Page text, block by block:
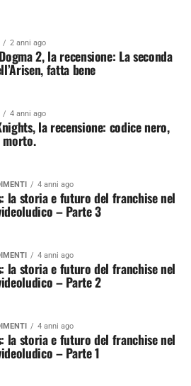
2 anni ago
2, la recensione: La seconda
fatta bene
4 anni ago
la recensione: codice nero,
morto.
4 anni ago
la storia e futuro del franchise nel
– Parte 3
4 anni ago
la storia e futuro del franchise nel
– Parte 2
4 anni ago
la storia e futuro del franchise nel
– Parte 1